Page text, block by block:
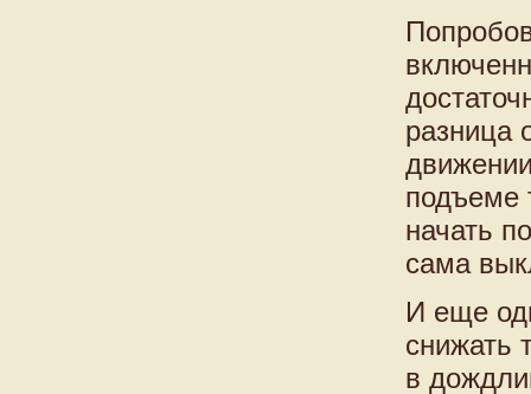
разница
подъеме
начать
сама
И еще
снижать
в